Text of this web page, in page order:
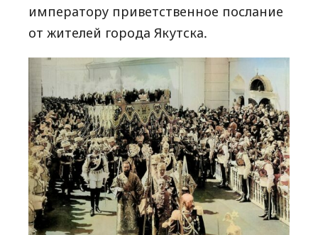
императору приветственное послание
от жителей города Якутска.